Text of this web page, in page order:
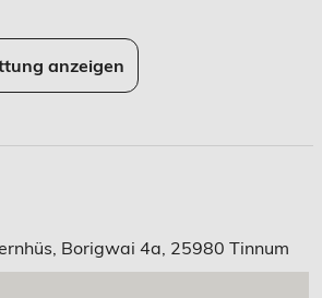
anzeigen
Borigwai 4a, 25980 Tinnum